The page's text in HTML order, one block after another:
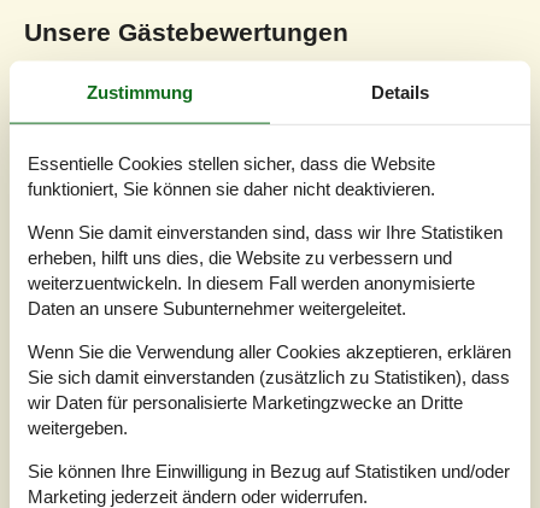
Unsere Gästebewertungen
4,0
5
3
2
Kommentare
Keine Bewertungen haben Kommentare auf Deutsch
1 Bewertung hat einen Kommentar in einer anderen Sprache.
Siehe stattdessen 1 externe Bewertung.
Zustimmung Details
Essentielle Cookies stellen sicher, dass die Website
funktioniert, Sie können sie daher nicht deaktivieren.
Wenn Sie damit einverstanden sind, dass wir Ihre Statistiken
erheben, hilft uns dies, die Website zu verbessern und
weiterzuentwickeln. In diesem Fall werden anonymisierte
Daten an unsere Subunternehmer weitergeleitet.
Wenn Sie die Verwendung aller Cookies akzeptieren, erklären
Sie sich damit einverstanden (zusätzlich zu Statistiken), dass
wir Daten für personalisierte Marketingzwecke an Dritte
weitergeben.
Sie können Ihre Einwilligung in Bezug auf Statistiken und/oder
Marketing jederzeit ändern oder widerrufen.